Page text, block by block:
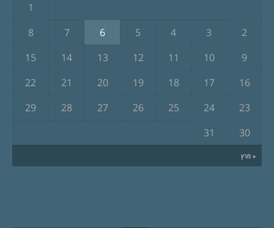
« מרץ
1
2
3
4
5
6
7
8
9
10
11
12
13
14
15
16
17
18
19
20
21
22
23
24
25
26
27
28
29
30
31